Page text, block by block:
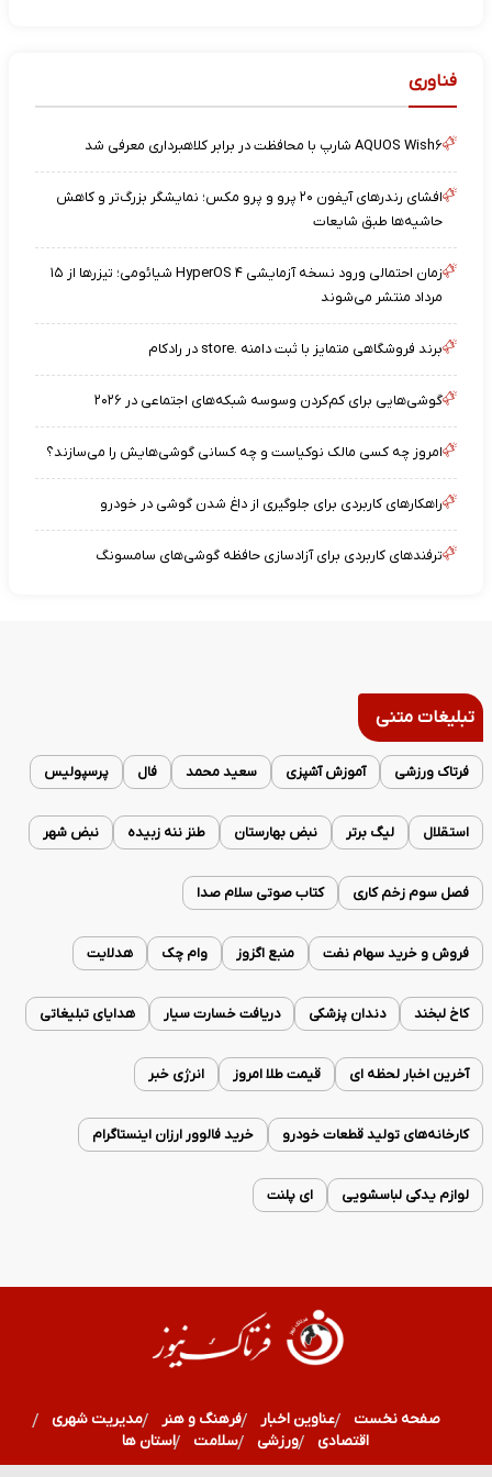
فناوری
AQUOS Wish۶ شارپ با محافظت در برابر کلاهبرداری معرفی شد
افشای رندرهای آیفون ۲۰ پرو و پرو مکس؛ نمایشگر بزرگ‌تر و کاهش
حاشیه‌ها طبق شایعات
زمان احتمالی ورود نسخه آزمایشی HyperOS ۴ شیائومی؛ تیزرها از ۱۵
مرداد منتشر می‌شوند
برند فروشگاهی متمایز با ثبت دامنه .store در رادکام
گوشی‌هایی برای کم‌کردن وسوسه شبکه‌های اجتماعی در ۲۰۲۶
امروز چه کسی مالک نوکیاست و چه کسانی گوشی‌هایش را می‌سازند؟
راهکارهای کاربردی برای جلوگیری از داغ شدن گوشی در خودرو
ترفندهای کاربردی برای آزادسازی حافظه گوشی‌های سامسونگ
تبلیغات متنی
فرتاک ورزشی آموزش آشپزی سعید محمد فال پرسپولیس
استقلال لیگ برتر نبض بهارستان طنز ننه زبیده نبض شهر
فصل سوم زخم کاری کتاب صوتی سلام صدا
فروش و خرید سهام نفت منبع اگزوز وام چک هدلایت
کاخ لبخند دندان پزشکی دریافت خسارت سیار هدایای تبلیغاتی
آخرین اخبار لحظه ای قیمت طلا امروز انرژی خبر
کارخانه‌های تولید قطعات خودرو خرید فالوور ارزان اینستاگرام
لوازم یدکی لباسشویی ای پلنت
صفحه نخست عناوین اخبار فرهنگ و هنر
مدیریت شهری
اقتصادی
ورزشی سلامت استان ها